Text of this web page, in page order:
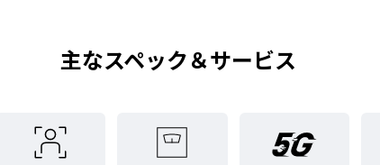
主なスペック＆サービス